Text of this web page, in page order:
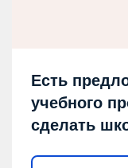
Есть
учебного
сделать